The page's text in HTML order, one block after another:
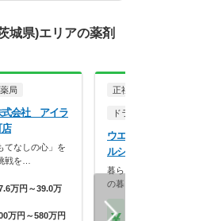
城県)エリアの薬剤
局
式会社 アイラ
てなしの心」を
戦を…
万円～39.0万
万円～580万円
正社員
ドラッグストア（調剤併設
ウエルシア薬局株式会社
ルシア茨城境町店
暮らしを支える仕事だから、
の暮らしも大切に。業…